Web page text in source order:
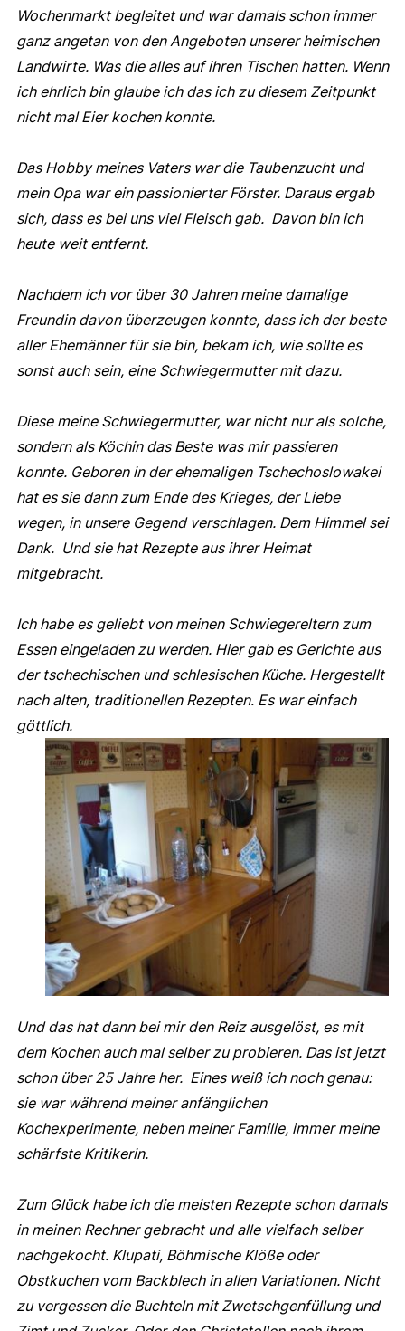
Wochenmarkt begleitet und war damals schon immer
ganz angetan von den Angeboten unserer heimischen
Landwirte. Was die alles auf ihren Tischen hatten. Wenn
ich ehrlich bin glaube ich das ich zu diesem Zeitpunkt
nicht mal Eier kochen konnte.
Das Hobby meines Vaters war die Taubenzucht und
mein Opa war ein passionierter Förster. Daraus ergab
sich, dass es bei uns viel Fleisch gab. Davon bin ich
heute weit entfernt.
Nachdem ich vor über 30 Jahren meine damalige
Freundin davon überzeugen konnte, dass ich der beste
aller Ehemänner für sie bin, bekam ich, wie sollte es
sonst auch sein, eine Schwiegermutter mit dazu.
Diese meine Schwiegermutter, war nicht nur als solche,
sondern als Köchin das Beste was mir passieren
konnte. Geboren in der ehemaligen Tschechoslowakei
hat es sie dann zum Ende des Krieges, der Liebe
wegen, in unsere Gegend verschlagen. Dem Himmel sei
Dank. Und sie hat Rezepte aus ihrer Heimat
mitgebracht.
Ich habe es geliebt von meinen Schwiegereltern zum
Essen eingeladen zu werden. Hier gab es Gerichte aus
der tschechischen und schlesischen Küche. Hergestellt
nach alten, traditionellen Rezepten. Es war einfach
göttlich.
Und das hat dann bei mir den Reiz ausgelöst, es mit
dem Kochen auch mal selber zu probieren. Das ist jetzt
schon über 25 Jahre her. Eines weiß ich noch genau:
sie war während meiner anfänglichen
Kochexperimente, neben meiner Familie, immer meine
schärfste Kritikerin.
Zum Glück habe ich die meisten Rezepte schon damals
in meinen Rechner gebracht und alle vielfach selber
nachgekocht. Klupati, Böhmische Klöße oder
Obstkuchen vom Backblech in allen Variationen. Nicht
zu vergessen die Buchteln mit Zwetschgenfüllung und